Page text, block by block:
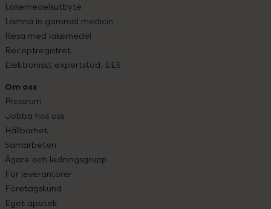
Läkemedelsutbyte
Lämna in gammal medicin
Resa med läkemedel
Receptregistret
Elektroniskt expertstöd, EES
Om oss
Pressrum
Jobba hos oss
Hållbarhet
Samarbeten
Ägare och ledningsgrupp
För leverantörer
Företagskund
Eget apotek